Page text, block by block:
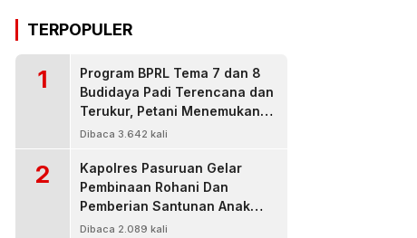
TERPOPULER
1
Program BPRL Tema 7 dan 8
Budidaya Padi Terencana dan
Terukur, Petani Menemukan
Penanggulangan Hama
Dibaca 3.642 kali
2
Kapolres Pasuruan Gelar
Pembinaan Rohani Dan
Pemberian Santunan Anak
Yatim untuk Tingkatkan
Dibaca 2.089 kali